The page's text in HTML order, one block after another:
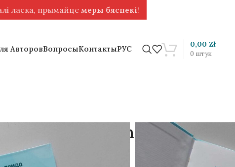
АвторовВопросыКонтактыРУС
0 штук
0,00 Zł
Tomčyk the Boy.
[BLR&EN]
ласка, прымайце меры бяспекі!